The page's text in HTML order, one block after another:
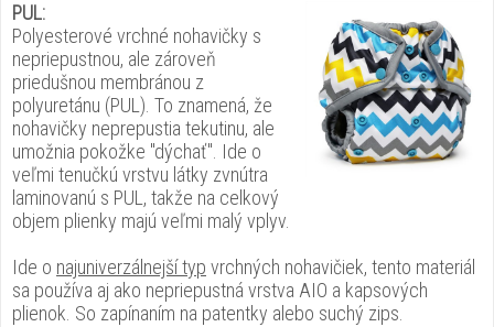
PUL:
Polyesterové vrchné nohavičky s
nepriepustnou, ale zároveň
priedušnou membránou z
polyuretánu (PUL). To znamená, že
nohavičky neprepustia tekutinu, ale
umožnia pokožke "dýchať". Ide o
veľmi tenučkú vrstvu látky zvnútra
laminovanú s PUL, takže na celkový
objem plienky majú veľmi malý vplyv.
Ide o najuniverzálnejší typ vrchných nohavičiek, tento materiál
sa používa aj ako nepriepustná vrstva AIO a kapsových
plienok. So zapínaním na patentky alebo suchý zips.